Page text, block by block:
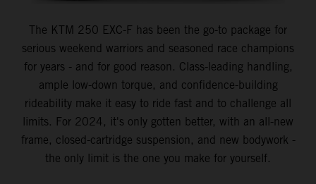
The KTM 250 EXC-F has been the go-to package for
serious weekend warriors and seasoned race champions
for years - and for good reason. Class-leading handling,
ample low-down torque, and confidence-building
rideability make it easy to ride fast and to challenge all
limits. For 2024, it's only gotten better, with an all-new
frame, closed-cartridge suspension, and new bodywork -
the only limit is the one you make for yourself.